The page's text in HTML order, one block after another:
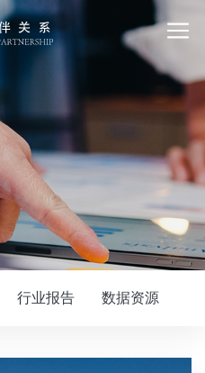
行业报告 数据资源